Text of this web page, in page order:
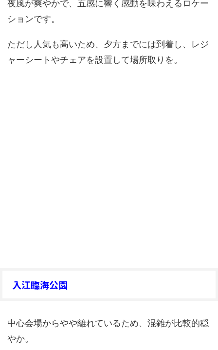
夜風が爽やかで、五感に響く感動を味わえるロケー
ションです。
ただし人気も高いため、夕方までには到着し、レジ
ャーシートやチェアを設置して場所取りを。
入江臨海公園
中心会場からやや離れているため、混雑が比較的穏
やか。